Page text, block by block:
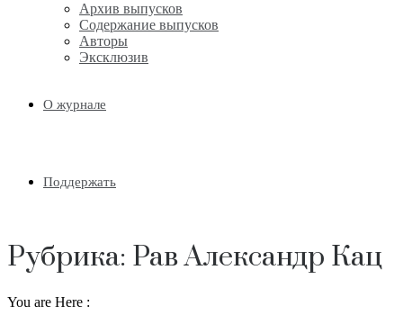
Архив выпусков
Содержание выпусков
Авторы
Эксклюзив
О журнале
Поддержать
Рубрика: Рав Александр Кац
You are Here :